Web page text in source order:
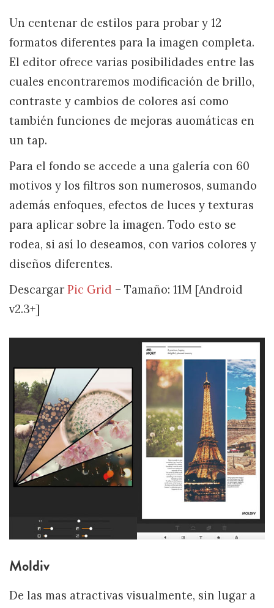
Un centenar de estilos para probar y 12
formatos diferentes para la imagen completa.
El editor ofrece varias posibilidades entre las
cuales encontraremos modificación de brillo,
contraste y cambios de colores así como
también funciones de mejoras auomáticas en
un tap.
Para el fondo se accede a una galería con 60
motivos y los filtros son numerosos, sumando
además enfoques, efectos de luces y texturas
para aplicar sobre la imagen. Todo esto se
rodea, si así lo deseamos, con varios colores y
diseños diferentes.
Descargar Pic Grid – Tamaño: 11M [Android
v2.3+]
Moldiv
De las mas atractivas visualmente, sin lugar a